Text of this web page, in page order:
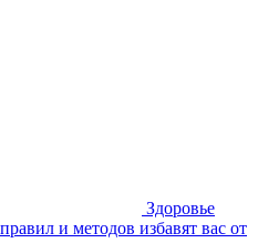
Здоровье
и методов избавят вас от